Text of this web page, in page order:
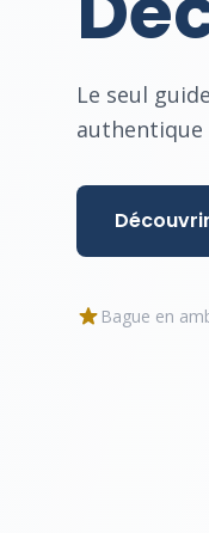
Le seul
authentique
Bague en